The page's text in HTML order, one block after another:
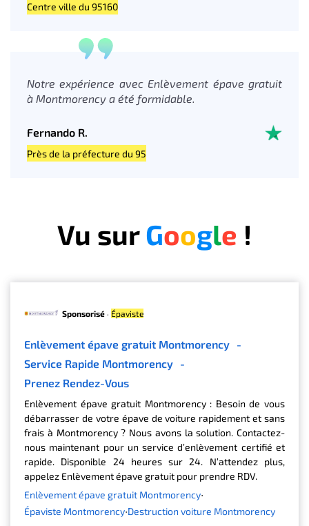
Centre ville du 95160
Notre expérience avec Enlèvement épave gratuit
à Montmorency a été formidable.
Fernando R.
Près de la préfecture du 95
Vu surGoogle !
Sponsorisé · Épaviste
Enlèvement épave gratuit Montmorency -
Service Rapide Montmorency -
Prenez Rendez-Vous
Enlèvement épave gratuit Montmorency : Besoin de vous
débarrasser de votre épave de voiture rapidement et sans
frais à Montmorency ? Nous avons la solution. Contactez-
nous maintenant pour un service d’enlèvement certifié et
rapide. Disponible 24 heures sur 24. N’attendez plus,
appelez Enlèvement épave gratuit pour prendre RDV.
Enlèvement épave gratuit Montmorency
Épaviste Montmorency
Destruction voiture Montmorency